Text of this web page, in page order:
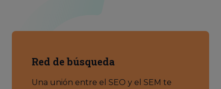
Red de búsqueda
Una unión entre el SEO y el SEM te